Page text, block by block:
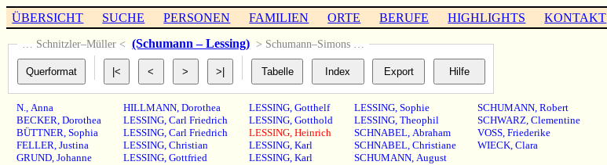
ÜBERSICHT SUCHE PERSONEN FAMILIEN ORTE BERUFE HIGHLIGHTS KONTAKT
… Schnitzler–Müller < (Schumann – Lessing) > Schumann–Simons …
N.,Anna
BECKER,Dorothea
BÜTTNER,Sophia
FELLER,Justina
GRUND,Johanne
HILLMANN, Dorothea
LESSING, Carl Friedrich
LESSING, Carl Friedrich
LESSING, Christian
LESSING, Gottfried
LESSING, Gotthelf
LESSING, Gotthold
LESSING, Heinrich
LESSING, Karl
LESSING, Karl
LESSING, Sophie
LESSING, Theophil
SCHNABEL, Abraham
SCHNABEL, Christiane
SCHUMANN, August
SCHUMANN, Robert
SCHWARZ, Clementine
VOSS, Friederike
WIECK, Clara